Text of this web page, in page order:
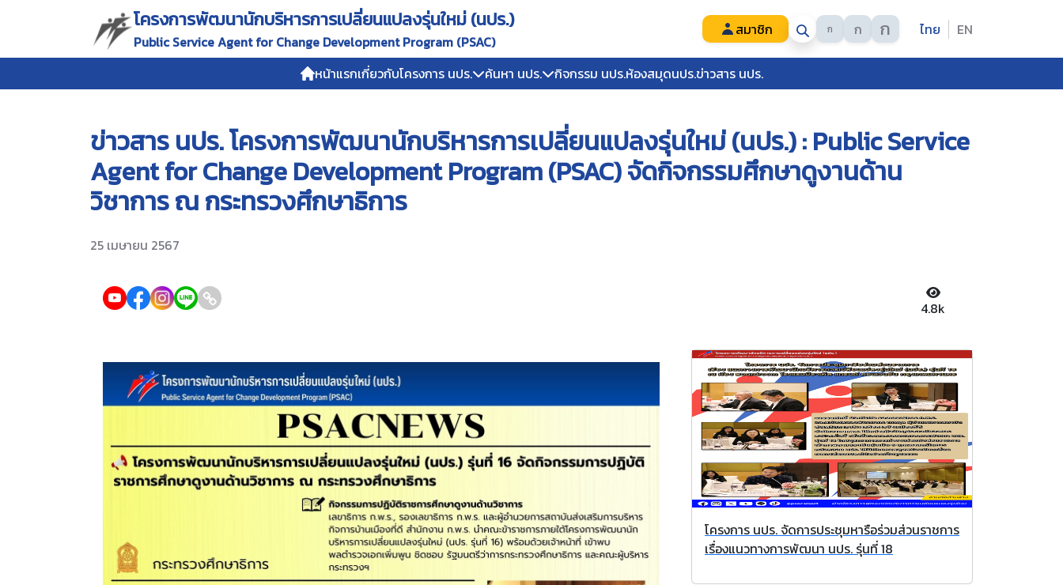
โครงการพัฒนานักบริหารการเปลี่ยนแปลงรุ่นใหม่ (นปร.)
Public Service Agent for Change Development Program (PSAC)
สมาชิก ก ก ก ไทย EN
หน้าแรกเกี่ยวกับโครงการ นปร. ค้นหา นปร. กิจกรรม นปร.ห้องสมุดนปร.ข่าวสาร นปร.
ข่าวสาร นปร. โครงการพัฒนานักบริหารการเปลี่ยนแปลงรุ่นใหม่ (นปร.) : Public Service
Agent for Change Development Program (PSAC) จัดกิจกรรมศึกษาดูงานด้าน
วิชาการ ณ กระทรวงศึกษาธิการ
25 เมษายน 2567
4.8k
โครงการ นปร. จัดการประชุมหารือร่วมส่วนราชการ
เรื่องแนวทางการพัฒนา นปร. รุ่นที่ 18